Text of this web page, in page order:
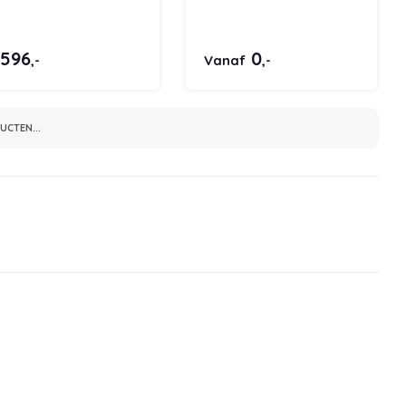
,- Vanaf 0,-